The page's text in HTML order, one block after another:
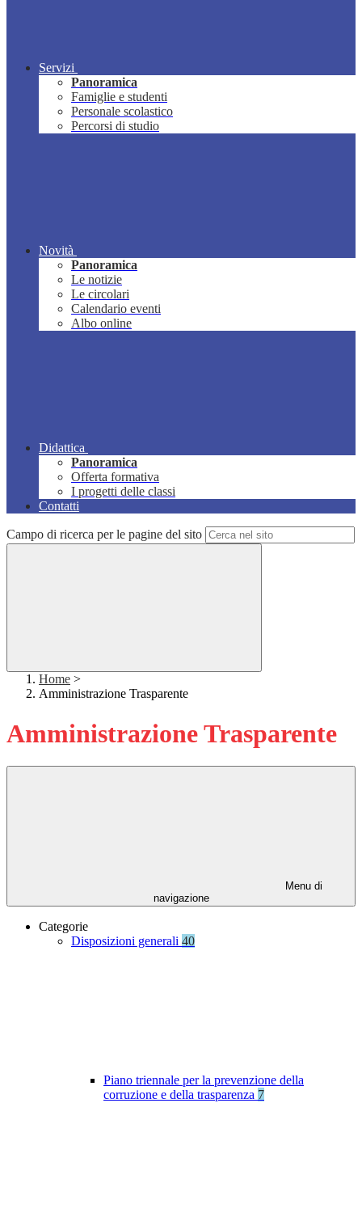
Servizi
Panoramica
Famiglie e studenti
Personale scolastico
Percorsi di studio
Novità
Panoramica
Le notizie
Le circolari
Calendario eventi
Albo online
Didattica
Panoramica
Offerta formativa
I progetti delle classi
Contatti
Campo di ricerca per le pagine del sito
Home >
Amministrazione Trasparente
Amministrazione Trasparente
Menu di
navigazione
Categorie
Disposizioni generali 40
Piano triennale per la prevenzione della
corruzione e della trasparenza 7